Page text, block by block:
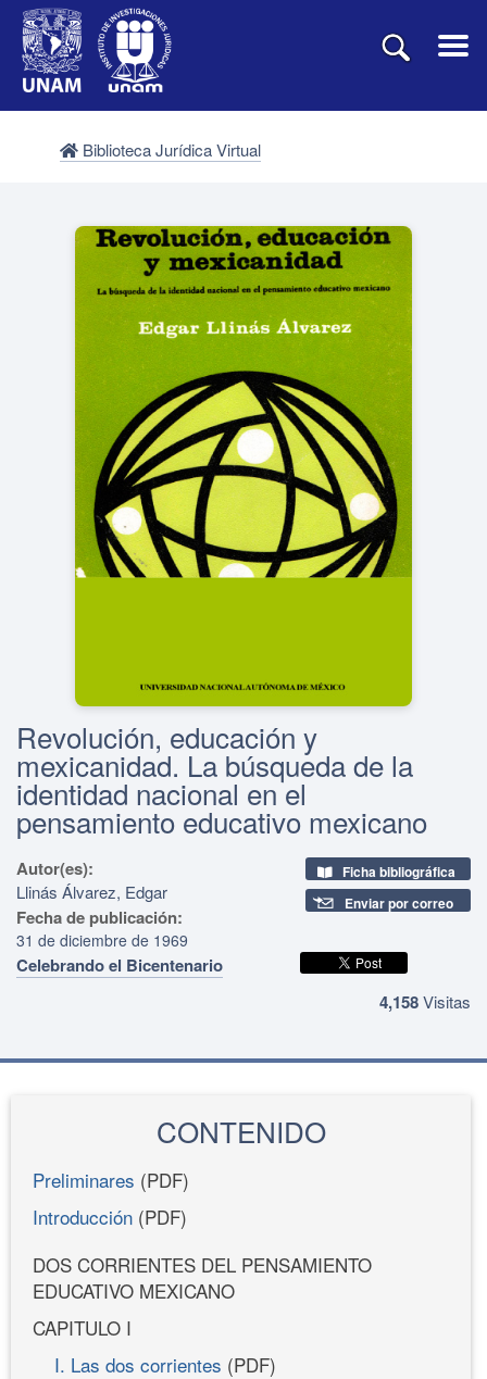
Biblioteca Jurídica Virtual
Revolución, educación y
mexicanidad. La búsqueda de la
identidad nacional en el
pensamiento educativo mexicano
Autor(es):
Llinás Álvarez, Edgar
Fecha de publicación:
31 de diciembre de 1969
Celebrando el Bicentenario
Ficha bibliográfica
Enviar por correo
4,158Visitas
CONTENIDO
Preliminares (PDF)
Introducción (PDF)
DOS CORRIENTES DEL PENSAMIENTO
EDUCATIVO MEXICANO
CAPITULO I
I. Las dos corrientes (PDF)